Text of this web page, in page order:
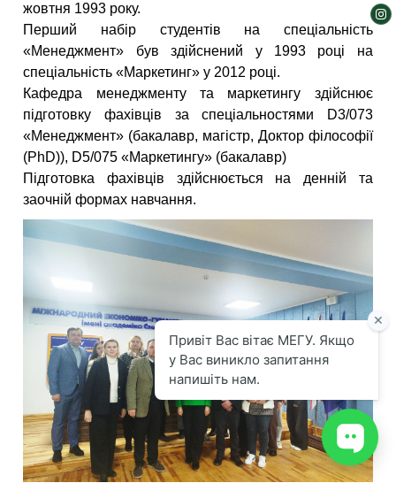
жовтня 1993 року.
Перший набір студентів на спеціальність
«Менеджмент» був здійснений у 1993 році на
спеціальність «Маркетинг» у 2012 році.
Кафедра менеджменту та маркетингу здійснює
підготовку фахівців за спеціальностями D3/073
«Менеджмент» (бакалавр, магістр, Доктор філософії
(PhD)), D5/075 «Маркетингу» (бакалавр)
Підготовка фахівців здійснюється на денній та
заочній формах навчання.